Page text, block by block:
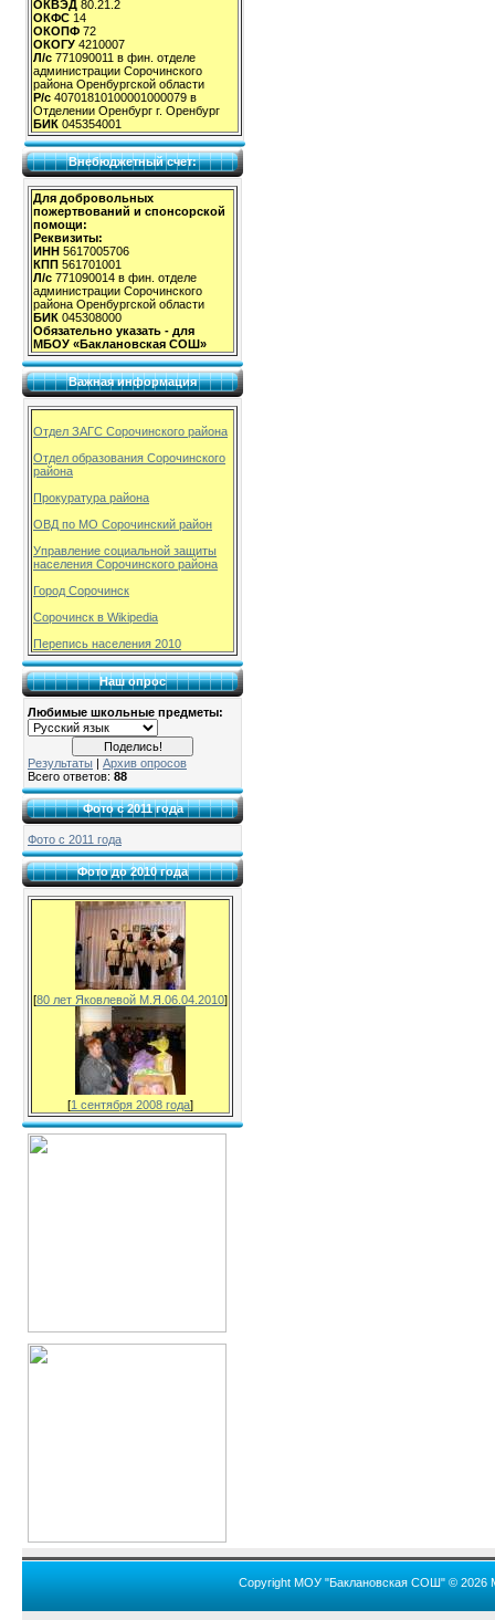
ОКВЭД 80.21.2
ОКФС 14
ОКОПФ 72
ОКОГУ 4210007
Л/с 771090011 в фин. отделе
администрации Сорочинского
района Оренбургской области
Р/с 40701810100001000079 в
Отделении Оренбург г. Оренбург
БИК 045354001
Внебюджетный счет:
Для добровольных
пожертвований и спонсорской
помощи:
Реквизиты:
ИНН 5617005706
КПП 561701001
Л/с 771090014 в фин. отделе
администрации Сорочинского
района Оренбургской области
БИК 045308000
Обязательно указать - для
МБОУ «Баклановская СОШ»
Важная информация
Отдел ЗАГС Сорочинского района
Отдел образования Сорочинского
района
Прокуратура района
ОВД по МО Сорочинский район
Управление социальной защиты
населения Сорочинского района
Город Сорочинск
Сорочинск в Wikipedia
Перепись населения 2010
Наш опрос
Любимые школьные предметы:
Результаты
Архив опросов
Всего ответов: 88
Фото с 2011 года
Фото с 2011 года
Фото до 2010 года
[80 лет Яковлевой М.Я.06.04.2010]
[1 сентября 2008 года]
Copyright МОУ "Баклановская СОШ" © 2026